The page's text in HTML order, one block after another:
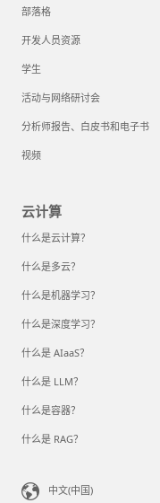
部落格
开发人员资源
学生
活动与网络研讨会
分析师报告、白皮书和电子书
视频
云计算
什么是云计算？
什么是多云？
什么是机器学习？
什么是深度学习？
什么是 AIaaS？
什么是 LLM？
什么是容器？
什么是 RAG？
中文(中国)